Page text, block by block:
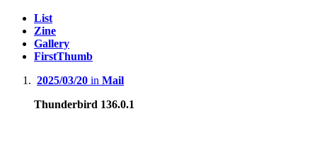
List
Zine
Gallery
FirstThumb
2025/03/20 in Mail
Thunderbird 136.0.1